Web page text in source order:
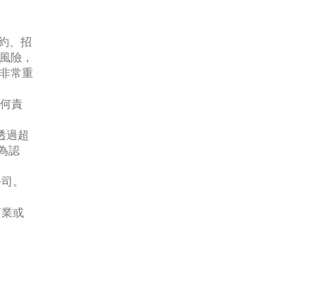
、招
險，
常重
責
過超
認
。
或